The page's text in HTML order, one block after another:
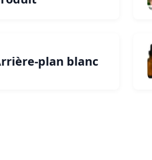
plan blanc